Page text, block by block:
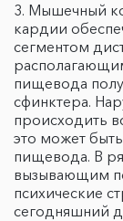
Мышечный
кардии
сегментом
пищевода
сфинктера.
происходить
это может
пищевода. В
вызывающим
психические
сегодняшний